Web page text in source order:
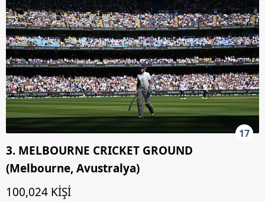
17
3. MELBOURNE CRICKET GROUND
(Melbourne, Avustralya)
100,024 KİŞİ